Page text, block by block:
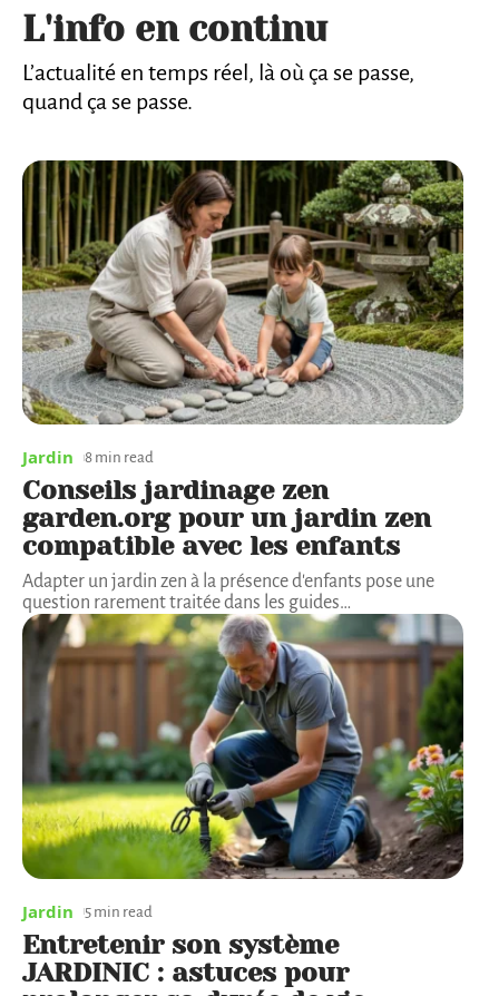
L'info en continu
L’actualité en temps réel, là où ça se passe,
quand ça se passe.
Jardin 8 min read
Conseils jardinage zen
garden.org pour un jardin zen
compatible avec les enfants
Adapter un jardin zen à la présence d'enfants pose une
question rarement traitée dans les guides…
Jardin 5 min read
Entretenir son système
JARDINIC : astuces pour